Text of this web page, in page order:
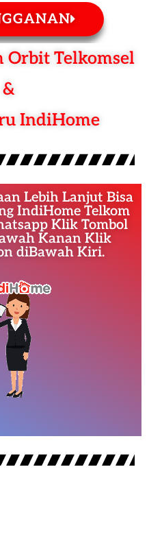
Orbit Telkomsel
&
IndiHome
Lebih Lanjut Bisa
IndiHome Telkom
Klik Tombol
Kanan Klik
diBawah Kiri.